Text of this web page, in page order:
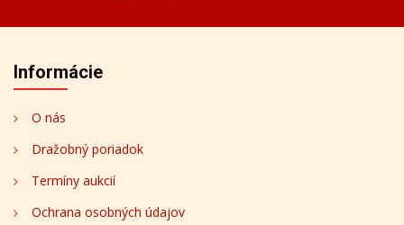
Informácie
O nás
Dražobný poriadok
Termíny aukcií
Ochrana osobných údajov